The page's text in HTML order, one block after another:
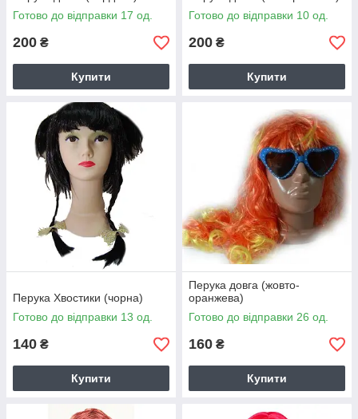
Готово до відправки 17 од.
200 ₴
Купити
Готово до відправки 10 од.
200 ₴
Купити
Перука Хвостики (чорна)
Готово до відправки 13 од.
140 ₴
Купити
Перука довга (жовто-
оранжева)
Готово до відправки 26 од.
160 ₴
Купити